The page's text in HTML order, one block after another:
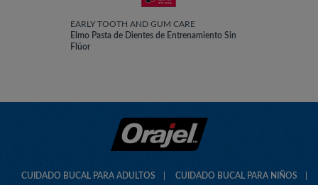
EARLY TOOTH AND GUM CARE
Elmo Pasta de Dientes de Entrenamiento Sin
Flúor
CUIDADO BUCAL PARA ADULTOS CUIDADO BUCAL PARA NIÑOS